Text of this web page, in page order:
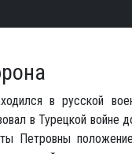
в русской
в Турецкой войне
Петровны